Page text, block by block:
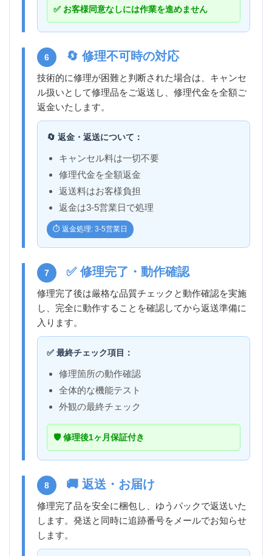
✅ お客様同意なしには作業を進めません
6 🔄 修理不可時の対応
技術的に修理が困難と判断された場合は、キャンセ
ル扱いとして修理品をご返送し、修理代金を全額ご
返金いたします。
🔄 返金・返送について：
キャンセル料は一切不要
修理代金を全額返金
返送料はお客様負担
返金は3-5営業日で処理
⏱️ 返金処理: 3-5営業日
7 ✅ 修理完了・動作確認
修理完了後は厳格な品質チェックと動作確認を実施
し、完全に動作することを確認してから返送準備に
入ります。
✅ 最終チェック項目：
修理箇所の動作確認
全体的な機能テスト
外観の最終チェック
🛡️ 修理後1ヶ月保証付き
8 🚚 返送・お届け
修理完了品を安全に梱包し、ゆうパックで返送いた
します。発送と同時に追跡番号をメールでお知らせ
します。